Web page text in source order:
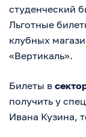
студенческий
Льготные
клубных
«Вертикаль».
Билеты в
получить у
Ивана Кузина,